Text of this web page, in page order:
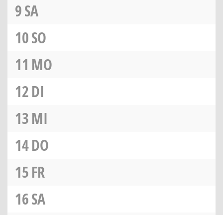
9SA
10SO
11 MO
12DI
13MI
14DO
15FR
16SA